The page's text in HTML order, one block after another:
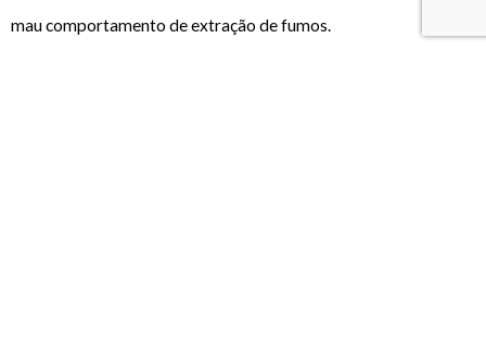
mau comportamento de extração de fumos.